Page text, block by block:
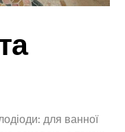
для ванної